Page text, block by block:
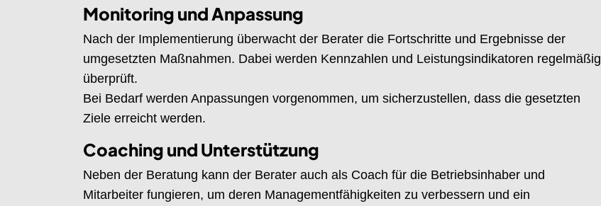
Monitoring und Anpassung
Nach der Implementierung überwacht der Berater die Fortschritte und Ergebnisse der
umgesetzten Maßnahmen. Dabei werden Kennzahlen und Leistungsindikatoren regelmäßig
überprüft.
Bei Bedarf werden Anpassungen vorgenommen, um sicherzustellen, dass die gesetzten
Ziele erreicht werden.
Coaching und Unterstützung
Neben der Beratung kann der Berater auch als Coach für die Betriebsinhaber und
Mitarbeiter fungieren, um deren Managementfähigkeiten zu verbessern und ein